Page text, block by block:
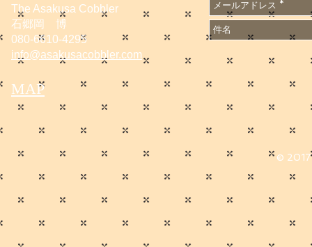
The Asakusa Cobbler
石郷岡 博
080-6610-4295
info@asakusacobbler.com
MAP
© 2017